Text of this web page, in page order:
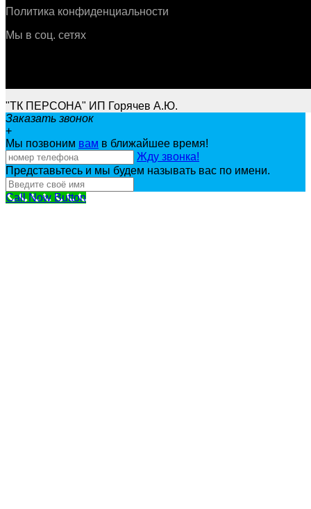
Политика конфиденциальности
Мы в соц. сетях
"ТК ПЕРСОНА" ИП Горячев А.Ю.
Заказать звонок
+
Мы позвоним вам в ближайшее время!
Жду звонка!
Представьтесь и мы будем называть вас по имени.
Call Now Button